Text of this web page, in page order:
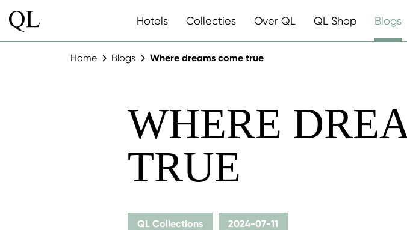
Hotels Collecties Over QL QL Shop Blogs
Home Blogs Where dreams come true
WHERE
TRUE
QL Collections 2024-07-11